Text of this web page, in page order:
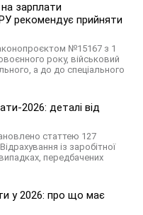
зарплати
рекомендує прийняти
№15167 з 1
року, військовий
а до до спеціального
2026: деталі від
статтею 127
із заробітної
передбачених
у 2026: про що має